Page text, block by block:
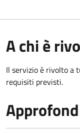
A chi è
Il servizio è rivolto a
requisiti previsti.